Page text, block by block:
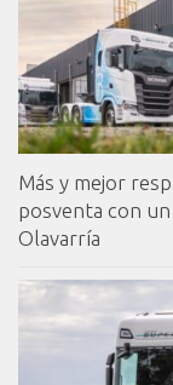
Más y mejor
posventa con
Olavarría